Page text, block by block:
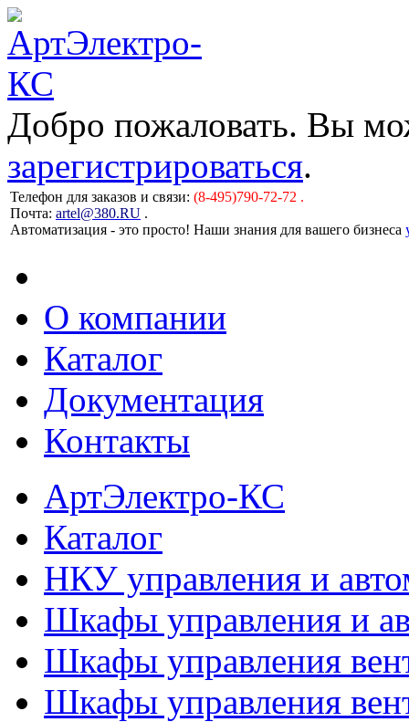
Добро пожаловать. Вы
зарегистрироваться.
Телефон для заказов и связи: (8-495)790-72-72 .
Почта: artel@380.RU .
Автоматизация - это просто! Наши знания для вашего бизнеса
О компании
Каталог
Документация
Контакты
АртЭлектро-КС
Каталог
НКУ управления и
Шкафы управления и
Шкафы управления
Шкафы управления